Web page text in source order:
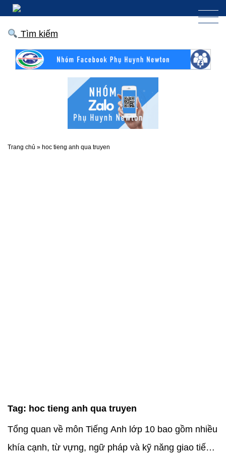
Tìm kiếm
Trang chủ » hoc tieng anh qua truyen
Tag: hoc tieng anh qua truyen
Tổng quan về môn Tiếng Anh lớp 10 bao gồm nhiều
khía cạnh, từ vựng, ngữ pháp và kỹ năng giao tiếp.